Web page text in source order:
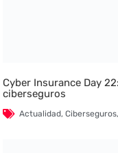
Cyber Insurance Day
ciberseguros
Actualidad,Ciberseguros,